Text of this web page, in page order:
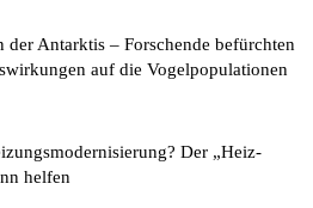
der Antarktis – Forschende befürchten
auf die Vogelpopulationen
Der „Heiz-
helfen